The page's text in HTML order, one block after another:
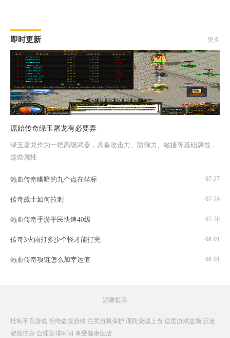
即时更新 更多
原始传奇绿玉屠龙有必要弄
绿玉屠龙作为一把高级武器，具备攻击力、防御力、敏捷等基础属性，
这些属性
热血传奇幽暗的九个点在坐标 07-27
传奇战士如何拉刺 07-29
热血传奇手游平民快速40级 07-30
传奇3火雨打多少个怪才能打完 08-01
热血传奇项链怎么加幸运值 08-01
温馨提示
抵制不良游戏 拒绝盗版游戏 注意自我保护 谨防受骗上当 适度游戏益脑 沉迷
游戏伤身 合理安排时间 享受健康生活